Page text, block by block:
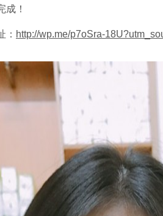
成！
： http://wp.me/p7oSra-